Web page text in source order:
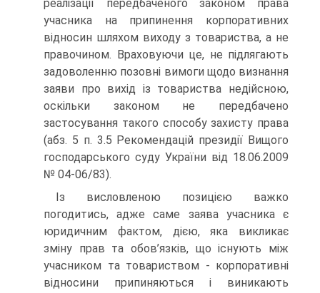
реалізації передбаченого законом права
учасника на припинення корпоративних
відносин шляхом виходу з товариства, а не
правочином. Враховуючи це, не підлягають
задоволенню позовні вимоги щодо визнання
заяви про вихід із товариства недійсною,
оскільки законом не передбачено
застосування такого способу захисту права
(абз. 5 п. 3.5 Рекомендацій президії Вищого
господарського суду України від 18.06.2009
№ 04-06/83).
Із висловленою позицією важко
погодитись, адже саме заява учасника є
юридичним фактом, дією, яка викликає
зміну прав та обов’язків, що існують між
учасником та товариством - корпоративні
відносини припиняються і виникають